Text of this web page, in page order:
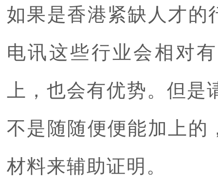
如果是香港紧缺人才
电讯这些行业会相对
上，也会有优势。但是
不是随随便便能加上的
材料来辅助证明。